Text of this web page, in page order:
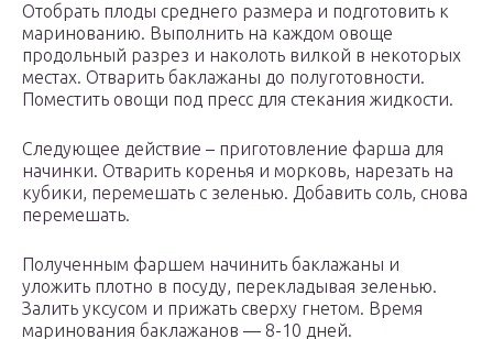
Отобрать плоды среднего размера и подготовить к
маринованию. Выполнить на каждом овоще
продольный разрез и наколоть вилкой в некоторых
местах. Отварить баклажаны до полуготовности.
Поместить овощи под пресс для стекания жидкости.
Следующее действие – приготовление фарша для
начинки. Отварить коренья и морковь, нарезать на
кубики, перемешать с зеленью. Добавить соль, снова
перемешать.
Полученным фаршем начинить баклажаны и
уложить плотно в посуду, перекладывая зеленью.
Залить уксусом и прижать сверху гнетом. Время
маринования баклажанов — 8-10 дней.